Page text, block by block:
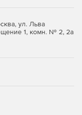
ул. Льва
1, комн. № 2, 2а